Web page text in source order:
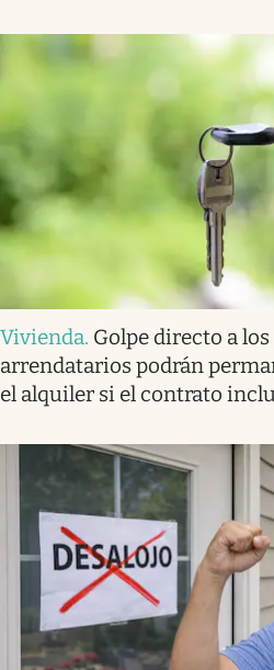
Vivienda. Golpe directo a
arrendatarios podrán
el alquiler si el contrato